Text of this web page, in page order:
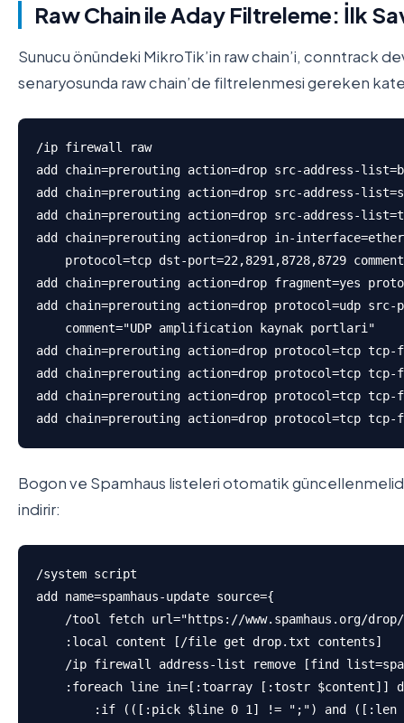
Raw Chain ile Aday Filtreleme: İlk
Sunucu önündeki MikroTik’in raw chain’i, conntrack
senaryosunda raw chain’de filtrelenmesi gereken
/ip firewall raw
add chain=prerouting action=drop src-address-
add chain=prerouting action=drop src-address-
add chain=prerouting action=drop src-address-
add chain=prerouting action=drop in-
protocol=tcp dst-port=22,8291,8728,8729
add chain=prerouting action=drop fragment=yes
add chain=prerouting action=drop protocol=udp src-
    comment="UDP amplification kaynak portlari"
add chain=prerouting action=drop protocol=tcp
add chain=prerouting action=drop protocol=tcp tcp-
add chain=prerouting action=drop protocol=tcp
add chain=prerouting action=drop protocol=tcp tcp-
Bogon ve Spamhaus listeleri otomatik
indirir:
/system script
add name=spamhaus-update source={
/tool fetch url="https://www.spamhaus.org/
    :local content [/file get drop.txt contents]
/ip firewall address-list remove [find
:foreach line in=[:toarray [:tostr $content]]
:if (([:pick $line 0 1] != ";") and ([:len